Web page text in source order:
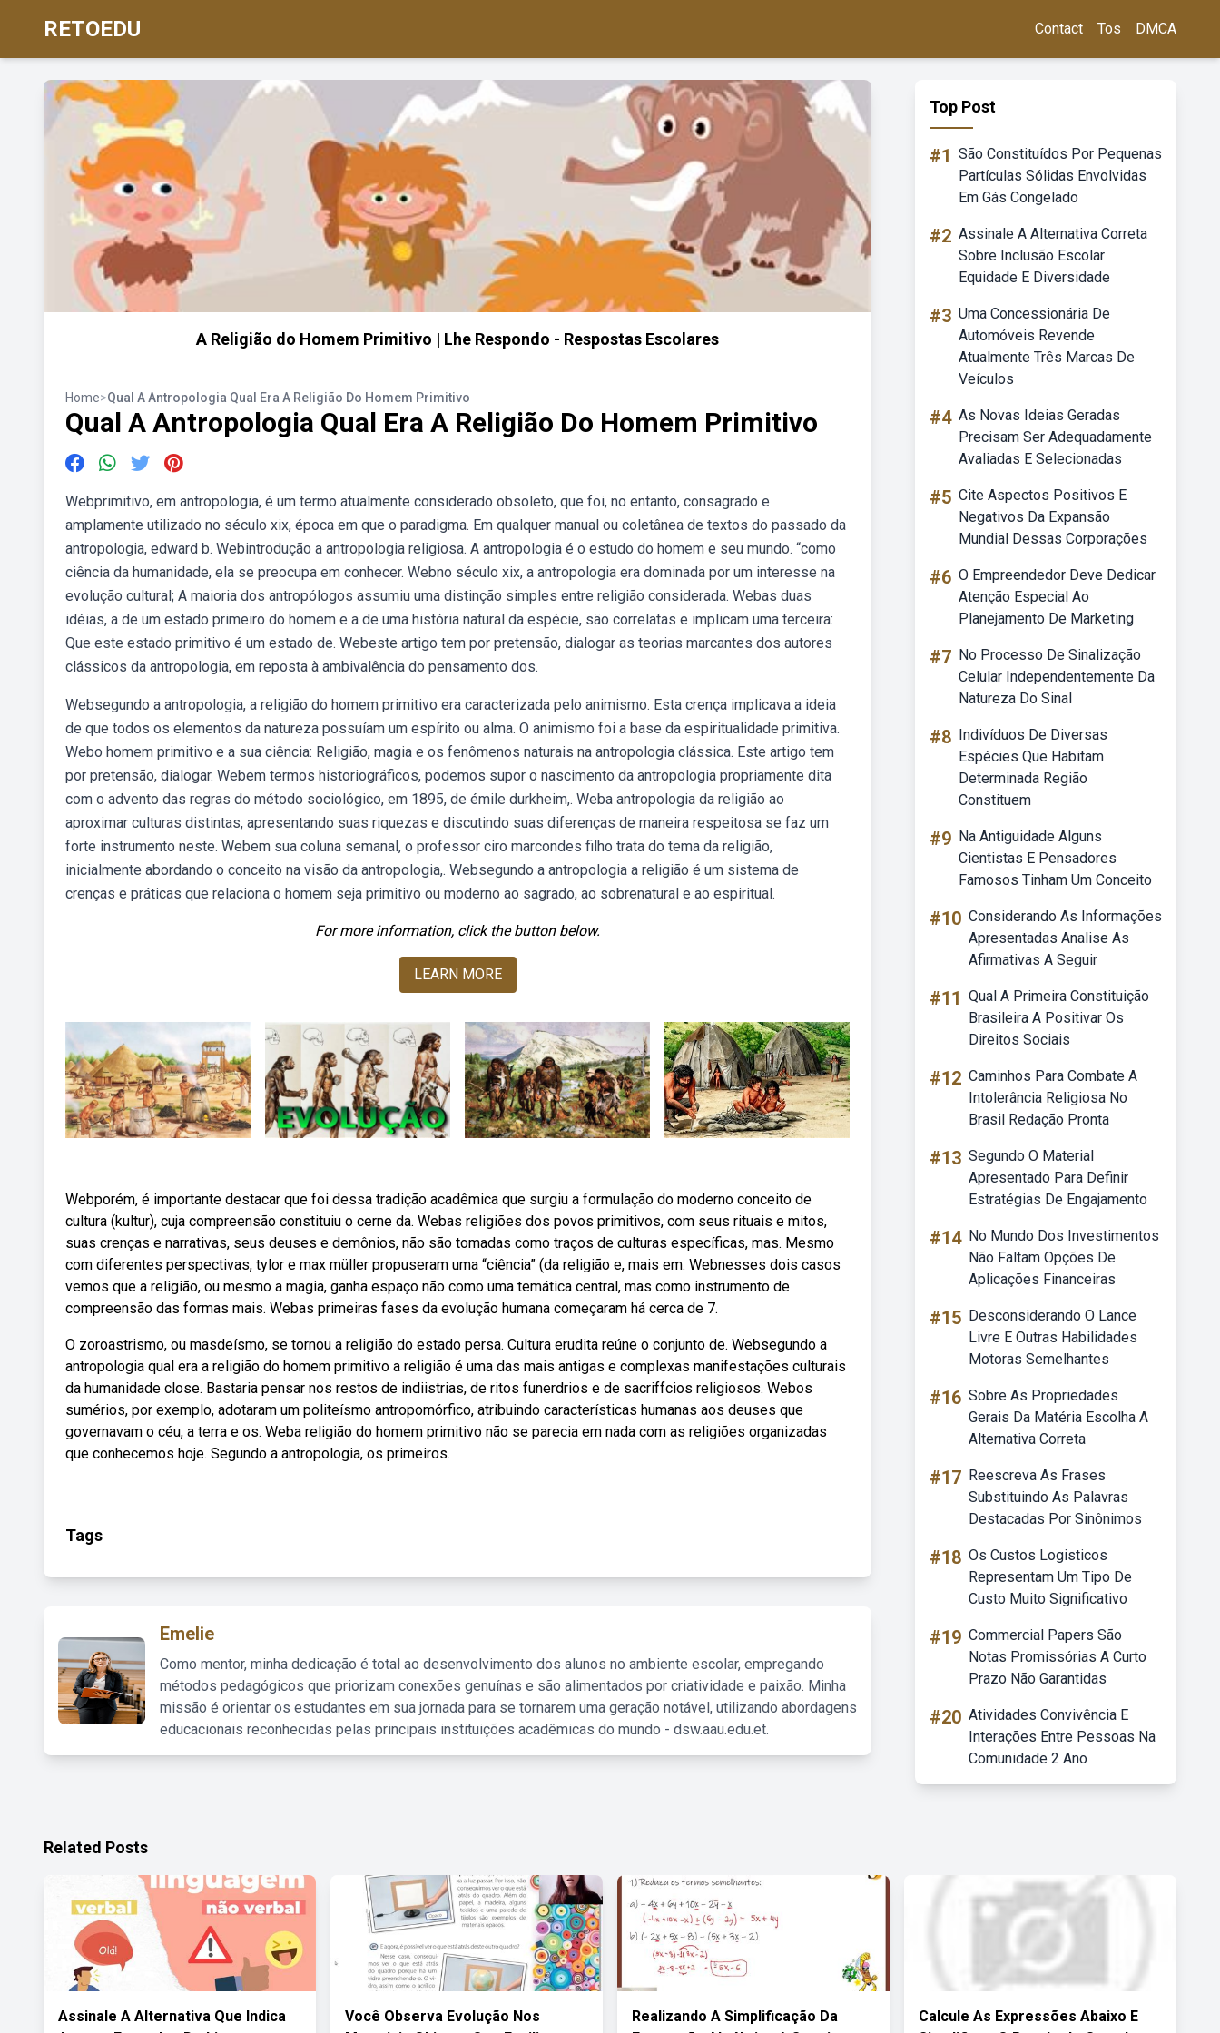
RETOEDU Contact Tos DMCA
A Religião do Homem Primitivo | Lhe Respondo - Respostas Escolares
Home>Qual A Antropologia Qual Era A Religião Do Homem Primitivo
Qual A Antropologia Qual Era A Religião Do Homem Primitivo
Webprimitivo, em antropologia, é um termo atualmente considerado obsoleto, que foi, no entanto, consagrado e
amplamente utilizado no século xix, época em que o paradigma. Em qualquer manual ou coletânea de textos do passado da
antropologia, edward b. Webintrodução a antropologia religiosa. A antropologia é o estudo do homem e seu mundo. “como
ciência da humanidade, ela se preocupa em conhecer. Webno século xix, a antropologia era dominada por um interesse na
evolução cultural; A maioria dos antropólogos assumiu uma distinção simples entre religião considerada. Webas duas
idéias, a de um estado primeiro do homem e a de uma história natural da espécie, säo correlatas e implicam uma terceira:
Que este estado primitivo é um estado de. Webeste artigo tem por pretensão, dialogar as teorias marcantes dos autores
clássicos da antropologia, em reposta à ambivalência do pensamento dos.
Websegundo a antropologia, a religião do homem primitivo era caracterizada pelo animismo. Esta crença implicava a ideia
de que todos os elementos da natureza possuíam um espírito ou alma. O animismo foi a base da espiritualidade primitiva.
Webo homem primitivo e a sua ciência: Religião, magia e os fenômenos naturais na antropologia clássica. Este artigo tem
por pretensão, dialogar. Webem termos historiográficos, podemos supor o nascimento da antropologia propriamente dita
com o advento das regras do método sociológico, em 1895, de émile durkheim,. Weba antropologia da religião ao
aproximar culturas distintas, apresentando suas riquezas e discutindo suas diferenças de maneira respeitosa se faz um
forte instrumento neste. Webem sua coluna semanal, o professor ciro marcondes filho trata do tema da religião,
inicialmente abordando o conceito na visão da antropologia,. Websegundo a antropologia a religião é um sistema de
crenças e práticas que relaciona o homem seja primitivo ou moderno ao sagrado, ao sobrenatural e ao espiritual.
For more information, click the button below.
LEARN MORE
Webporém, é importante destacar que foi dessa tradição acadêmica que surgiu a formulação do moderno conceito de
cultura (kultur), cuja compreensão constituiu o cerne da. Webas religiões dos povos primitivos, com seus rituais e mitos,
suas crenças e narrativas, seus deuses e demônios, não são tomadas como traços de culturas específicas, mas. Mesmo
com diferentes perspectivas, tylor e max müller propuseram uma “ciência” (da religião e, mais em. Webnesses dois casos
vemos que a religião, ou mesmo a magia, ganha espaço não como uma temática central, mas como instrumento de
compreensão das formas mais. Webas primeiras fases da evolução humana começaram há cerca de 7.
O zoroastrismo, ou masdeísmo, se tornou a religião do estado persa. Cultura erudita reúne o conjunto de. Websegundo a
antropologia qual era a religião do homem primitivo a religião é uma das mais antigas e complexas manifestações culturais
da humanidade close. Bastaria pensar nos restos de indiistrias, de ritos funerdrios e de sacriffcios religiosos. Webos
sumérios, por exemplo, adotaram um politeísmo antropomórfico, atribuindo características humanas aos deuses que
governavam o céu, a terra e os. Weba religião do homem primitivo não se parecia em nada com as religiões organizadas
que conhecemos hoje. Segundo a antropologia, os primeiros.
Tags
Emelie
Como mentor, minha dedicação é total ao desenvolvimento dos alunos no ambiente escolar, empregando
métodos pedagógicos que priorizam conexões genuínas e são alimentados por criatividade e paixão. Minha
missão é orientar os estudantes em sua jornada para se tornarem uma geração notável, utilizando abordagens
educacionais reconhecidas pelas principais instituições acadêmicas do mundo - dsw.aau.edu.et.
Top Post
#1 São Constituídos Por Pequenas
Partículas Sólidas Envolvidas
Em Gás Congelado
#2 Assinale A Alternativa Correta
Sobre Inclusão Escolar
Equidade E Diversidade
#3 Uma Concessionária De
Automóveis Revende
Atualmente Três Marcas De
Veículos
#4 As Novas Ideias Geradas
Precisam Ser Adequadamente
Avaliadas E Selecionadas
#5 Cite Aspectos Positivos E
Negativos Da Expansão
Mundial Dessas Corporações
#6 O Empreendedor Deve Dedicar
Atenção Especial Ao
Planejamento De Marketing
#7 No Processo De Sinalização
Celular Independentemente Da
Natureza Do Sinal
#8 Indivíduos De Diversas
Espécies Que Habitam
Determinada Região
Constituem
#9 Na Antiguidade Alguns
Cientistas E Pensadores
Famosos Tinham Um Conceito
#10 Considerando As Informações
Apresentadas Analise As
Afirmativas A Seguir
#11 Qual A Primeira Constituição
Brasileira A Positivar Os
Direitos Sociais
#12 Caminhos Para Combate A
Intolerância Religiosa No
Brasil Redação Pronta
#13 Segundo O Material
Apresentado Para Definir
Estratégias De Engajamento
#14 No Mundo Dos Investimentos
Não Faltam Opções De
Aplicações Financeiras
#15 Desconsiderando O Lance
Livre E Outras Habilidades
Motoras Semelhantes
#16 Sobre As Propriedades
Gerais Da Matéria Escolha A
Alternativa Correta
#17 Reescreva As Frases
Substituindo As Palavras
Destacadas Por Sinônimos
#18 Os Custos Logisticos
Representam Um Tipo De
Custo Muito Significativo
#19 Commercial Papers São
Notas Promissórias A Curto
Prazo Não Garantidas
#20 Atividades Convivência E
Interações Entre Pessoas Na
Comunidade 2 Ano
Related Posts
Assinale A Alternativa Que Indica
Você Observa Evolução Nos
Realizando A Simplificação Da
Calcule As Expressões Abaixo E